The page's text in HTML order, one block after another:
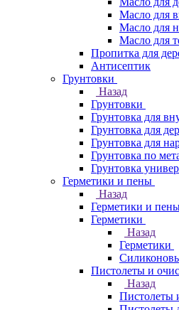
Масло для
Масло для
Масло для
Пропитка для
Антисептик
Грунтовки
Назад
Грунтовки
Грунтовка для
Грунтовка для
Грунтовка для
Грунтовка по
Грунтовка
Герметики и пены
Назад
Герметики и
Герметики
Назад
Герметики
Пистолеты и
Назад
Пистолеты